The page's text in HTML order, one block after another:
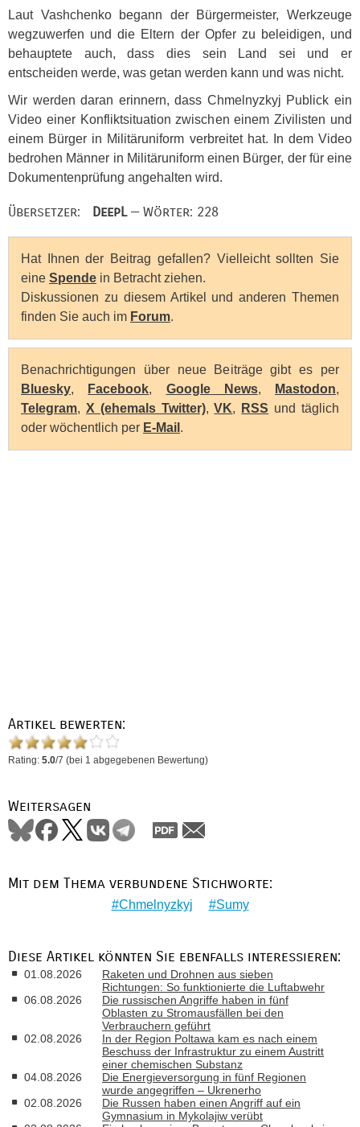
Laut Vashchenko begann der Bürgermeister, Werkzeuge
wegzuwerfen und die Eltern der Opfer zu beleidigen, und
behauptete auch, dass dies sein Land sei und er
entscheiden werde, was getan werden kann und was nicht.
Wir werden daran erinnern, dass Chmelnyzkyj Publick ein
Video einer Konfliktsituation zwischen einem Zivilisten und
einem Bürger in Militäruniform verbreitet hat. In dem Video
bedrohen Männer in Militäruniform einen Bürger, der für eine
Dokumentenprüfung angehalten wird.
Übersetzer: DeepL— Wörter: 228
Hat Ihnen der Beitrag gefallen? Vielleicht sollten Sie
eine Spende in Betracht ziehen.
Diskussionen zu diesem Artikel und anderen Themen
finden Sie auch im Forum.
Benachrichtigungen über neue Beiträge gibt es per
Bluesky, Facebook, Google News, Mastodon,
Telegram, X (ehemals Twitter),VK, RSS und täglich
oder wöchentlich per E-Mail .
Artikel bewerten:
Rating: 5.0/7 (bei 1 abgegebenen Bewertung)
Weitersagen
Mit dem Thema verbundene Stichworte:
Chmelnyzkyj Sumy
Diese Artikel könnten Sie ebenfalls interessieren:
01.08.2026
Raketen und Drohnen aus sieben
Richtungen: So funktionierte die Luftabwehr
06.08.2026
Die russischen Angriffe haben in fünf
Oblasten zu Stromausfällen bei den
Verbrauchern geführt
02.08.2026
In der Region Poltawa kam es nach einem
Beschuss der Infrastruktur zu einem Austritt
einer chemischen Substanz
04.08.2026
Die Energieversorgung in fünf Regionen
wurde angegriffen – Ukrenerho
02.08.2026
Die Russen haben einen Angriff auf ein
Gymnasium in Mykolajiw verübt